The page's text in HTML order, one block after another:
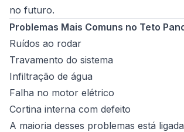
no futuro.
Problemas Mais Comuns no Teto
Ruídos ao rodar
Travamento do sistema
Infiltração de água
Falha no motor elétrico
Cortina interna com defeito
A maioria desses problemas está